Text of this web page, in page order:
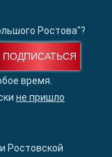
Ростова"?
ПОДПИСАТЬСЯ
время.
не пришло
Ростовской